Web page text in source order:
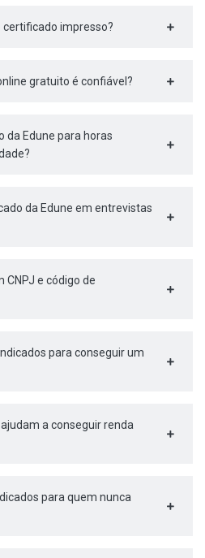
certificado impresso?
gratuito é confiável?
da Edune para horas
da Edune em entrevistas
CNPJ e código de
para conseguir um
a conseguir renda
para quem nunca